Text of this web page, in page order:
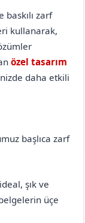
zarf
kullanarak,
özel tasarım
daha etkili
başlıca zarf
şık ve
üçe